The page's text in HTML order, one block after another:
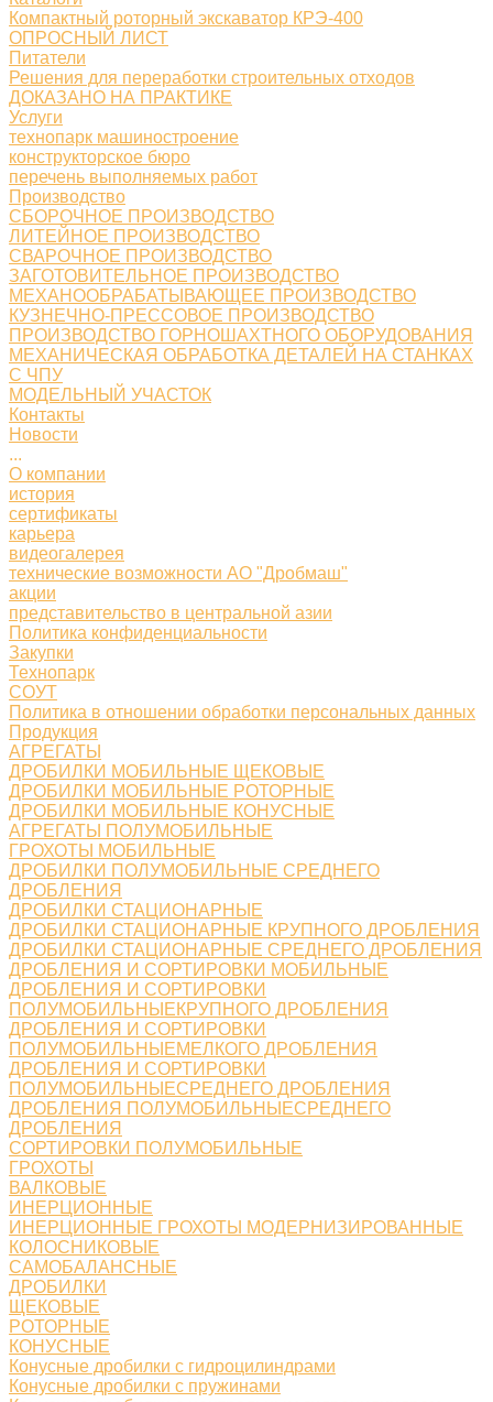
Компактный роторный экскаватор КРЭ-400
ОПРОСНЫЙ ЛИСТ
Питатели
Решения для переработки строительных отходов
ДОКАЗАНО НА ПРАКТИКЕ
Услуги
технопарк машиностроение
конструкторское бюро
перечень выполняемых работ
Производство
СБОРОЧНОЕ ПРОИЗВОДСТВО
ЛИТЕЙНОЕ ПРОИЗВОДСТВО
СВАРОЧНОЕ ПРОИЗВОДСТВО
ЗАГОТОВИТЕЛЬНОЕ ПРОИЗВОДСТВО
МЕХАНООБРАБАТЫВАЮЩЕЕ ПРОИЗВОДСТВО
КУЗНЕЧНО-ПРЕССОВОЕ ПРОИЗВОДСТВО
ПРОИЗВОДСТВО ГОРНОШАХТНОГО ОБОРУДОВАНИЯ
МЕХАНИЧЕСКАЯ ОБРАБОТКА ДЕТАЛЕЙ НА СТАНКАХ
С ЧПУ
МОДЕЛЬНЫЙ УЧАСТОК
Контакты
Новости
...
О компании
история
сертификаты
карьера
видеогалерея
технические возможности АО "Дробмаш"
акции
представительство в центральной азии
Политика конфиденциальности
Закупки
Технопарк
СОУТ
Политика в отношении обработки персональных данных
Продукция
АГРЕГАТЫ
ДРОБИЛКИ МОБИЛЬНЫЕ ЩЕКОВЫЕ
ДРОБИЛКИ МОБИЛЬНЫЕ РОТОРНЫЕ
ДРОБИЛКИ МОБИЛЬНЫЕ КОНУСНЫЕ
АГРЕГАТЫ ПОЛУМОБИЛЬНЫЕ
ГРОХОТЫ МОБИЛЬНЫЕ
ДРОБИЛКИ ПОЛУМОБИЛЬНЫЕ СРЕДНЕГО
ДРОБЛЕНИЯ
ДРОБИЛКИ СТАЦИОНАРНЫЕ
ДРОБИЛКИ СТАЦИОНАРНЫЕ КРУПНОГО ДРОБЛЕНИЯ
ДРОБИЛКИ СТАЦИОНАРНЫЕ СРЕДНЕГО ДРОБЛЕНИЯ
ДРОБЛЕНИЯ И СОРТИРОВКИ МОБИЛЬНЫЕ
ДРОБЛЕНИЯ И СОРТИРОВКИ
ПОЛУМОБИЛЬНЫЕКРУПНОГО ДРОБЛЕНИЯ
ДРОБЛЕНИЯ И СОРТИРОВКИ
ПОЛУМОБИЛЬНЫЕМЕЛКОГО ДРОБЛЕНИЯ
ДРОБЛЕНИЯ И СОРТИРОВКИ
ПОЛУМОБИЛЬНЫЕСРЕДНЕГО ДРОБЛЕНИЯ
ДРОБЛЕНИЯ ПОЛУМОБИЛЬНЫЕСРЕДНЕГО
ДРОБЛЕНИЯ
СОРТИРОВКИ ПОЛУМОБИЛЬНЫЕ
ГРОХОТЫ
ВАЛКОВЫЕ
ИНЕРЦИОННЫЕ
ИНЕРЦИОННЫЕ ГРОХОТЫ МОДЕРНИЗИРОВАННЫЕ
КОЛОСНИКОВЫЕ
САМОБАЛАНСНЫЕ
ДРОБИЛКИ
ЩЕКОВЫЕ
РОТОРНЫЕ
КОНУСНЫЕ
Конусные дробилки с гидроцилиндрами
Конусные дробилки с пружинами